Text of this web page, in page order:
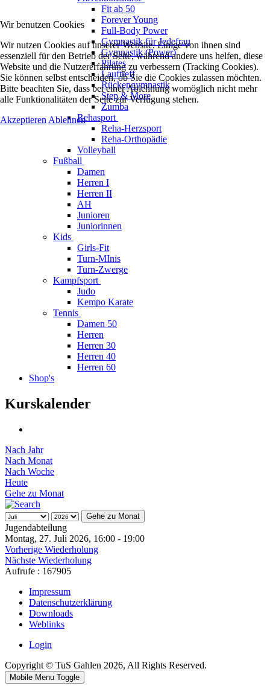
Fit ab 50
Forever Young
Full-Body Power
Gymnastik für Jedefrau
Gymnastik (Power)
Pilates
Lauftreff
Rückengymnastik
Step & More
Zumba
Rehasport
Reha-Herzsport
Reha-Orthopädie
Volleyball
Fußball
Damen
Herren I
Herren II
AH
Junioren
Juniorinnen
Kids
Girls-Fit
Turn-MInis
Turn-Zwerge
Kampfsport
Judo
Kempo Karate
Tennis
Damen 50
Herren
Herren 30
Herren 40
Herren 60
Shop's
Kurskalender
Nach Jahr
Nach Monat
Nach Woche
Heute
Gehe zu Monat
Gehe zu Monat
Jugendabteilung
Montag, 27. Juli 2026, 16:00 - 19:00
Vorherige Wiederholung
Nächste Wiederholung
Aufrufe : 167905
Impressum
Datenschutzerklärung
Downloads
Weblinks
Login
Copyright © TuS Gahlen 2026, All Rights Reserved.
Mobile Menu Toggle
Wir benutzen Cookies
Wir nutzen Cookies auf unserer Website. Einige von ihnen sind
essenziell für den Betrieb der Seite, während andere uns helfen, diese
Website und die Nutzererfahrung zu verbessern (Tracking Cookies).
Sie können selbst entscheiden, ob Sie die Cookies zulassen möchten.
Bitte beachten Sie, dass bei einer Ablehnung womöglich nicht mehr
alle Funktionalitäten der Seite zur Verfügung stehen.
Akzeptieren Ablehnen